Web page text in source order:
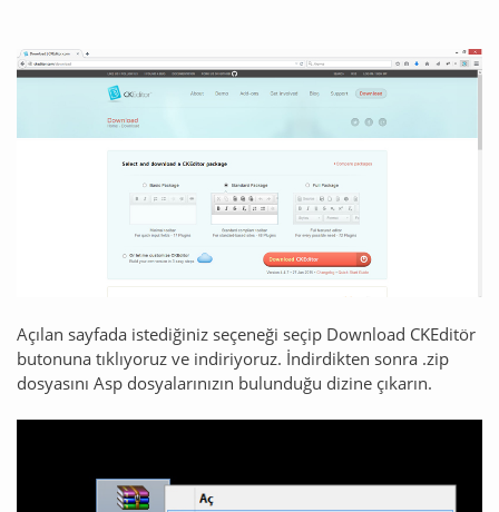
Açılan sayfada istediğiniz seçeneği seçip Download CKEditör
butonuna tıklıyoruz ve indiriyoruz. İndirdikten sonra .zip
dosyasını Asp dosyalarınızın bulunduğu dizine çıkarın.